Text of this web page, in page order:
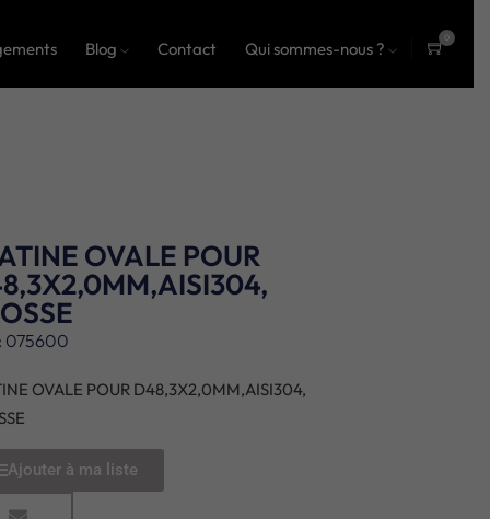
Blog Contact Qui sommes-nous ?
0
OVALE POUR
075600
OVALE POUR D48,3X2,0MM,AISI304,
Ajouter à ma liste